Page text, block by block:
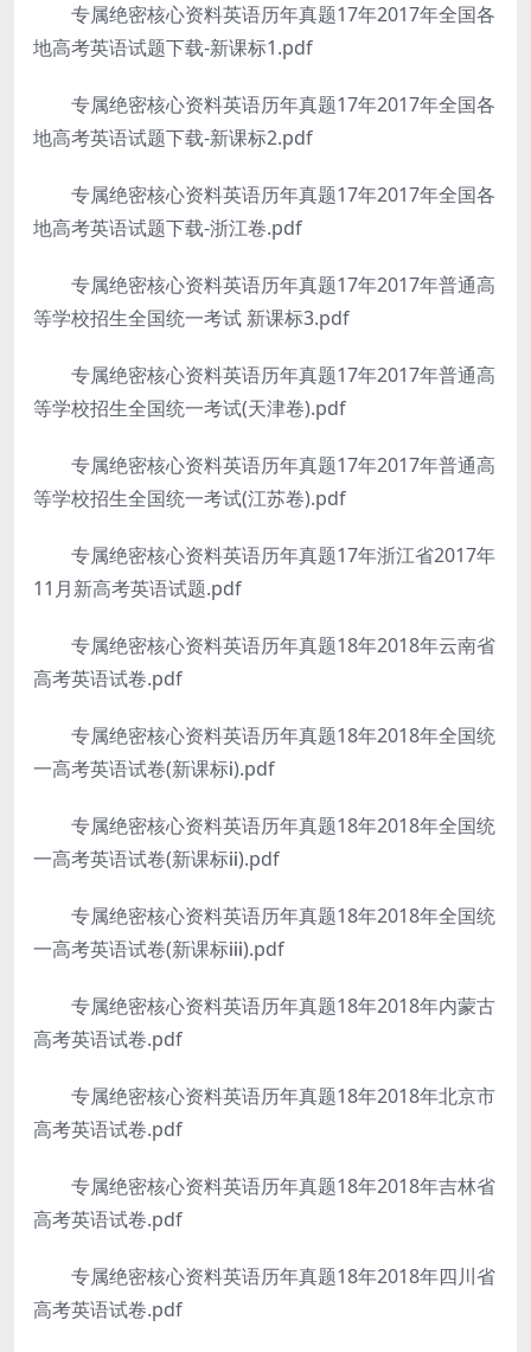
专属绝密核心资料英语历年真题17年2017年全国各
地高考英语试题下载-新课标1.pdf
专属绝密核心资料英语历年真题17年2017年全国各
地高考英语试题下载-新课标2.pdf
专属绝密核心资料英语历年真题17年2017年全国各
地高考英语试题下载-浙江卷.pdf
专属绝密核心资料英语历年真题17年2017年普通高
等学校招生全国统一考试 新课标3.pdf
专属绝密核心资料英语历年真题17年2017年普通高
等学校招生全国统一考试(天津卷).pdf
专属绝密核心资料英语历年真题17年2017年普通高
等学校招生全国统一考试(江苏卷).pdf
专属绝密核心资料英语历年真题17年浙江省2017年
11月新高考英语试题.pdf
专属绝密核心资料英语历年真题18年2018年云南省
高考英语试卷.pdf
专属绝密核心资料英语历年真题18年2018年全国统
一高考英语试卷(新课标ⅰ).pdf
专属绝密核心资料英语历年真题18年2018年全国统
一高考英语试卷(新课标ⅱ).pdf
专属绝密核心资料英语历年真题18年2018年全国统
一高考英语试卷(新课标ⅲ).pdf
专属绝密核心资料英语历年真题18年2018年内蒙古
高考英语试卷.pdf
专属绝密核心资料英语历年真题18年2018年北京市
高考英语试卷.pdf
专属绝密核心资料英语历年真题18年2018年吉林省
高考英语试卷.pdf
专属绝密核心资料英语历年真题18年2018年四川省
高考英语试卷.pdf